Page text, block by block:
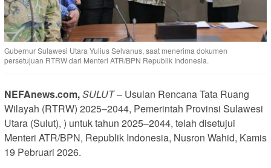
Gubernur Sulawesi Utara Yulius Selvanus, saat menerima dokumen
persetujuan RTRW dari Menteri ATR/BPN Republik Indonesia.
NEFAnews.com,SULUT– Usulan Rencana Tata Ruang
Wilayah (RTRW) 2025–2044, Pemerintah Provinsi Sulawesi
Utara (Sulut), ) untuk tahun 2025–2044, telah disetujui
Menteri ATR/BPN, Republik Indonesia, Nusron Wahid, Kamis
19 Pebruari 2026.